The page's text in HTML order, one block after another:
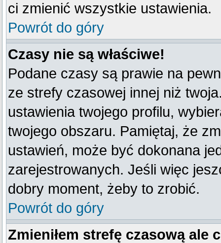
ci zmienić wszystkie ustawienia.
Powrót do góry
Czasy nie są właściwe!
Podane czasy są prawie na
ze strefy czasowej innej niż
ustawienia twojego profilu,
twojego obszaru. Pamiętaj, że
ustawień, może być dokonana
zarejestrowanych. Jeśli więc
dobry moment, żeby to zrobić.
Powrót do góry
Zmieniłem strefę czasową ale